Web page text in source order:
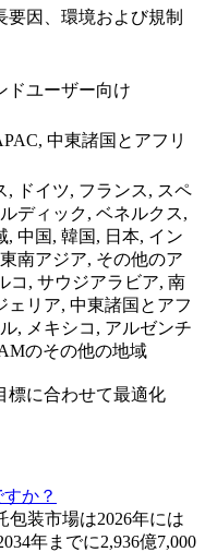
因、環境および規制
ドユーザー向け
中東諸国とアフリ
, ドイツ, フランス, スペ
ディック, ベネルクス,
, 中国, 韓国, 日本, イン
南アジア, その他のア
コ, サウジアラビア, 南
ェリア, 中東諸国とアフ
, メキシコ, アルゼンチ
のその他の地域
標に合わせて最適化
か？
包装市場は2026年には
年までに2,936億7,000